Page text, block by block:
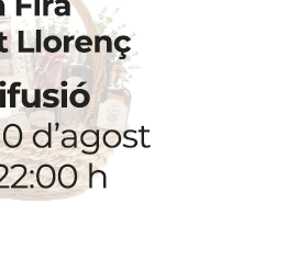
butlletí
i enviada directament
te al nostre butlletí i segueix